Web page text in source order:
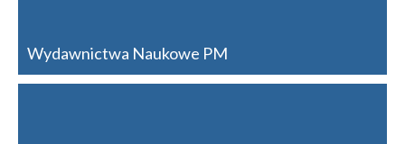
Wydawnictwa Naukowe PM